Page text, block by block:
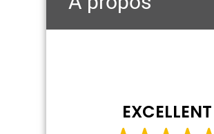
EXCELLENT